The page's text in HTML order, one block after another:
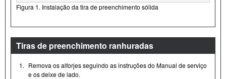
Figura 1. Instalação da tira de preenchimento sólida
Tiras de preenchimento ranhuradas
1. Remova os alforjes seguindo as instruções do Manual de serviço
e os deixe de lado.